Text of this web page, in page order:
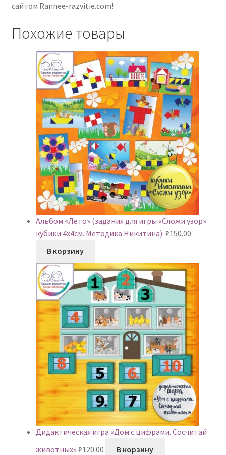
сайтом Rannee-razvitie.com!
Похожие товары
Альбом «Лето» (задания для игры «Сложи узор»
кубики 4х4см. Методика Никитина). ₽150.00
В корзину
Дидактическая игра «Дом с цифрами. Сосчитай
животных»₽120.00 В корзину